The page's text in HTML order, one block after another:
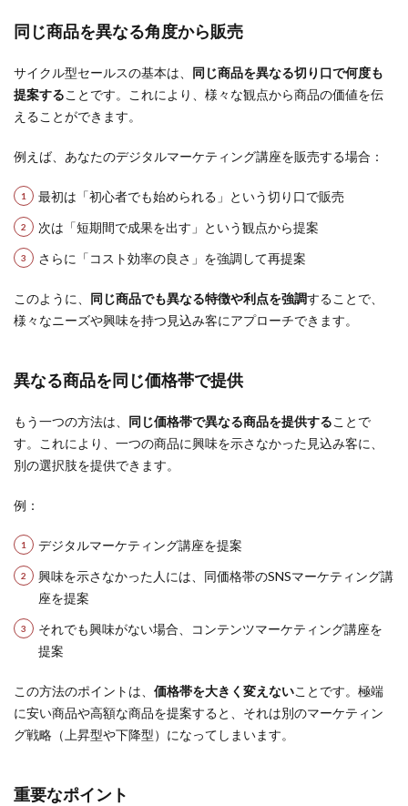
同じ商品を異なる角度から販売
サイクル型セールスの基本は、 同じ商品を異なる切り口で何度も
提案することです。これにより、様々な観点から商品の価値を伝
えることができます。
例えば、あなたのデジタルマーケティング講座を販売する場合：
最初は「初心者でも始められる」という切り口で販売
次は「短期間で成果を出す」という観点から提案
さらに「コスト効率の良さ」を強調して再提案
このように、 同じ商品でも異なる特徴や利点を強調することで、
様々なニーズや興味を持つ見込み客にアプローチできます。
異なる商品を同じ価格帯で提供
もう一つの方法は、 同じ価格帯で異なる商品を提供することで
す。これにより、一つの商品に興味を示さなかった見込み客に、
別の選択肢を提供できます。
例：
デジタルマーケティング講座を提案
興味を示さなかった人には、同価格帯のSNSマーケティング講
座を提案
それでも興味がない場合、コンテンツマーケティング講座を
提案
この方法のポイントは、 価格帯を大きく変えないことです。極端
に安い商品や高額な商品を提案すると、それは別のマーケティン
グ戦略（上昇型や下降型）になってしまいます。
重要なポイント